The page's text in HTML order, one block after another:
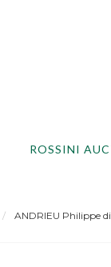
ROSSINI
ANDRIEU Philippe